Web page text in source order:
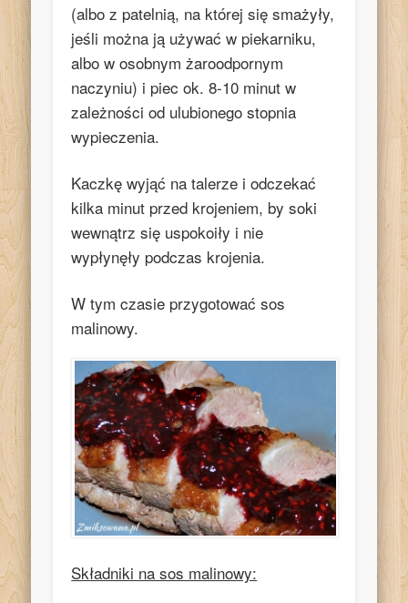
(albo z patelnią, na której się smażyły,
jeśli można ją używać w piekarniku,
albo w osobnym żaroodpornym
naczyniu) i piec ok. 8-10 minut w
zależności od ulubionego stopnia
wypieczenia.
Kaczkę wyjąć na talerze i odczekać
kilka minut przed krojeniem, by soki
wewnątrz się uspokoiły i nie
wypłynęły podczas krojenia.
W tym czasie przygotować sos
malinowy.
Składniki na sos malinowy: